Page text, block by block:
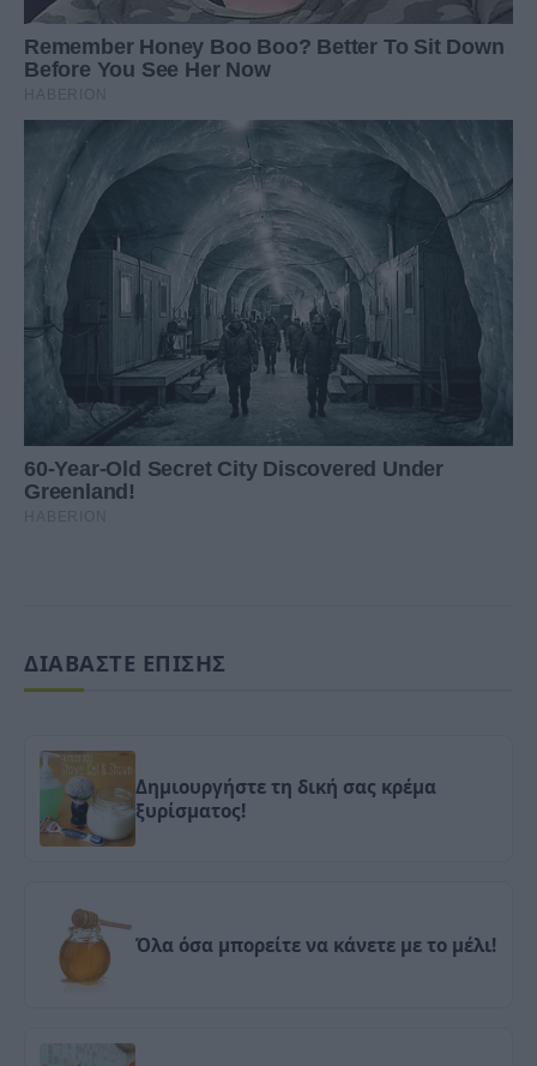
ΔΙΑΒΑΣΤΕ ΕΠΙΣΗΣ
Δημιουργήστε τη δική σας κρέμα
ξυρίσματος!
Όλα όσα μπορείτε να κάνετε με το μέλι!